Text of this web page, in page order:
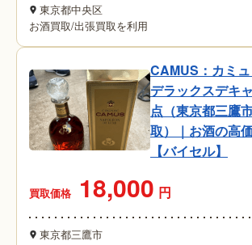
東京都中央区
お酒買取/出張買取を利用
CAMUS：カミ
デラックスデキ
点（東京都三鷹
取）｜お酒の高
【バイセル】
買取価格 18,000 円
東京都三鷹市